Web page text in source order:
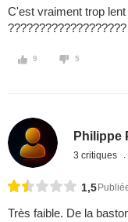
C'est vraiment trop
???????????????????
9 5
Philippe
3 critiques
1,5
Très faible. De la